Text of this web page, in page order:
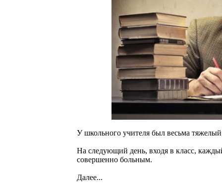
У школьного учителя был весьма
На следующий день, входя в класс,
совершенно больным.
Далее...